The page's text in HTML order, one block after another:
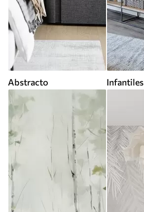
Abstracto Infantiles